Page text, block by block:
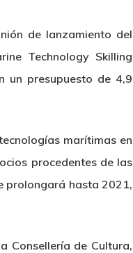
de lanzamiento del
Technology Skilling
un presupuesto de 4,9
marítimas en
procedentes de las
prolongará hasta 2021,
Consellería de Cultura,